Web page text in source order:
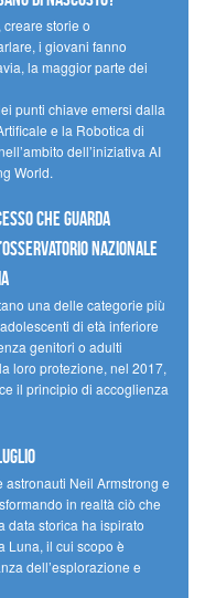
storie o
i giovani fanno
la maggior parte dei
punti chiave emersi dalla
e la Robotica di
dell’iniziativa AI
World.
che guarda
Nazionale
una delle categorie più
di età inferiore
genitori o adulti
loro protezione, nel 2017,
il principio di accoglienza
Neil Armstrong e
in realtà ciò che
data storica ha ispirato
Luna, il cui scopo è
dell’esplorazione e